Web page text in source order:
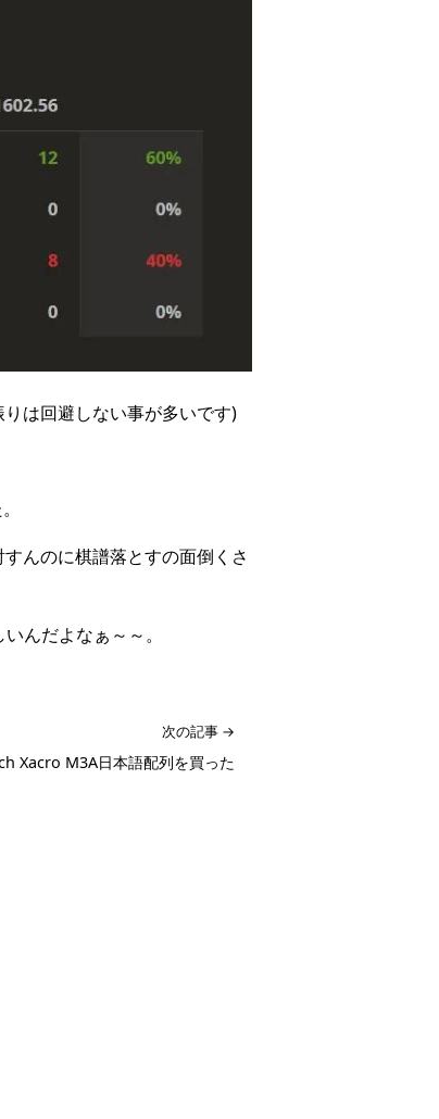
は回避しない事が多いです)
んのに棋譜落とすの面倒くさ
んだよなぁ～～。
次の記事 →
Xacro M3A日本語配列を買った